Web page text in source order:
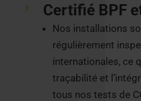
Certifié BPF
Nos installations
régulièrement
internationales, ce
traçabilité et
tous nos tests de